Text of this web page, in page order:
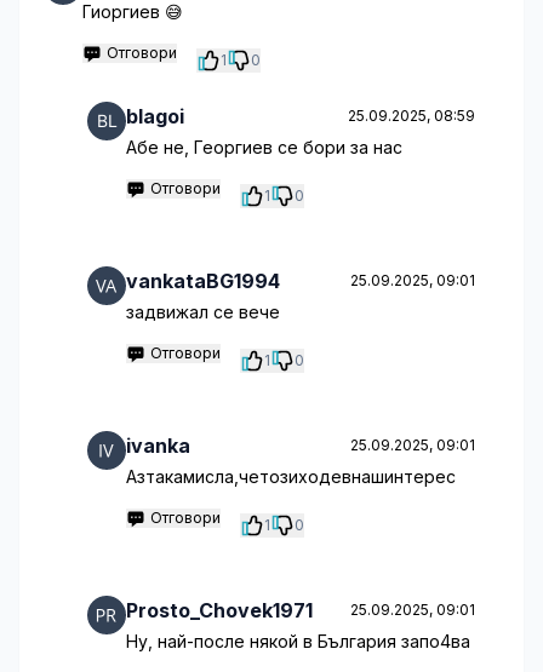
Гиоргиев 😅
Отговори 1 0
blagoi 25.09.2025, 08:59
Абе не, Георгиев се бори за нас
Отговори 1 0
vankataBG1994 25.09.2025, 09:01
задвижал се вече
Отговори 1 0
ivanka 25.09.2025, 09:01
Азтакамисла,четозиходевнашинтерес
Отговори 1 0
Prosto_Chovek1971 25.09.2025, 09:01
Ну, най-после някой в България запо4ва